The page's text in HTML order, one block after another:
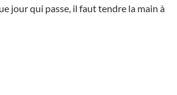
jour qui passe, il faut tendre la main à